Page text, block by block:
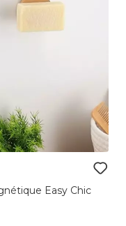
Easy Chic